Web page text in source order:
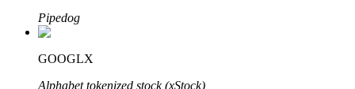
Pipedog
GOOGLX
Alphabet tokenized stock (xStock)